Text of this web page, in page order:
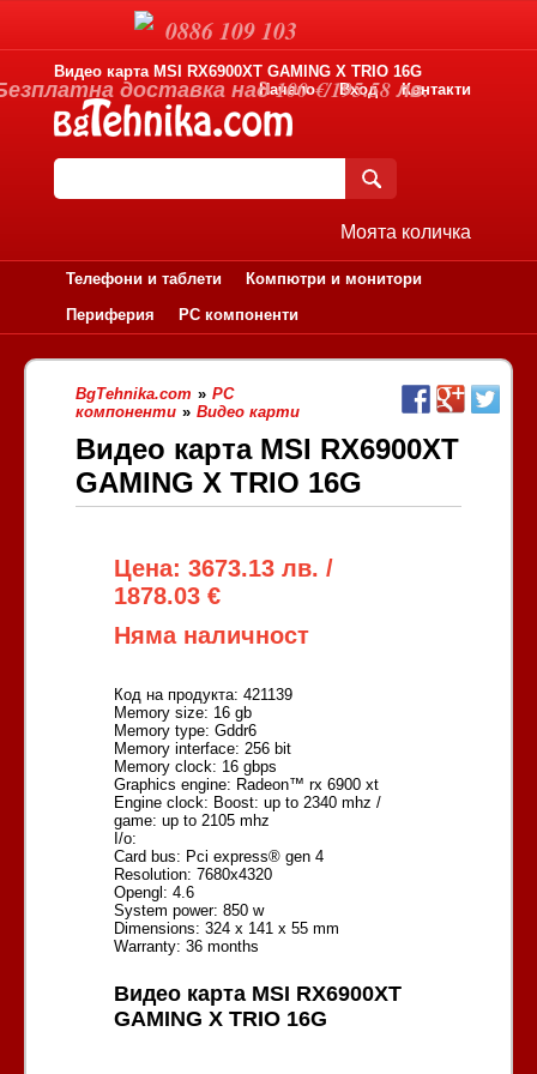
Видео карта MSI RX6900XT GAMING X TRIO 16G
Начало
Вход Контакти
Моята количка
Телефони и таблети
Компютри и монитори
Периферия
PC компоненти
BgTehnika.com » PC
компоненти » Видео карти
Видео карта MSI RX6900XT
GAMING X TRIO 16G
Цена: 3673.13 лв. /
1878.03 €
Няма наличност
Код на продукта: 421139
Memory size: 16 gb
Memory type: Gddr6
Memory interface: 256 bit
Memory clock: 16 gbps
Graphics engine: Radeon™ rx 6900 xt
Engine clock: Boost: up to 2340 mhz /
game: up to 2105 mhz
I/o:
Card bus: Pci express® gen 4
Resolution: 7680x4320
Opengl: 4.6
System power: 850 w
Dimensions: 324 x 141 x 55 mm
Warranty: 36 months
Видео карта MSI RX6900XT
GAMING X TRIO 16G
0886 109 103
доставка над 100 €/195.58 лв.